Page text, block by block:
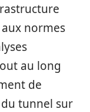
normes
au long
de
tunnel sur